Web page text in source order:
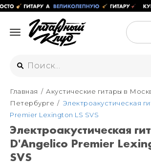
Интернет-магазин
+7 (925) 125-54-44
Москва
+7 (925) 176-55-65
ул. Большая
Санкт-Петербург
Главная
Акустические гитары в
Петербурге
Электроакустическая
Premier Lexington LS SVS
Электроакустическая
D'Angelico Premier
SVS